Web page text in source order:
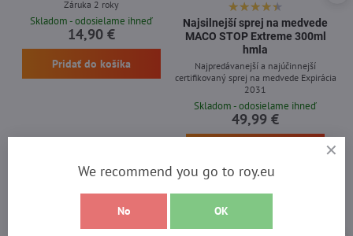
Záruka 2 roky
Skladom - odosielame ihneď
14,90 €
Pridať do košíka
Najsilnejší sprej na medvede
MACO STOP Extreme 300ml
hmla
Najpredávanejší a najúčinnejší
certifikovaný sprej na medvede Expirácia
2031
Skladom - odosielame ihneď
49,99 €
Recenzia heureka
Hodnotenie:
We recommend you go to roy.eu
No OK